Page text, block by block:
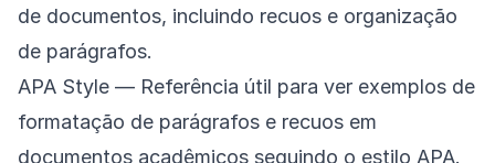
de documentos, incluindo recuos e organização
de parágrafos.
APA Style — Referência útil para ver exemplos de
formatação de parágrafos e recuos em
documentos acadêmicos seguindo o estilo APA.